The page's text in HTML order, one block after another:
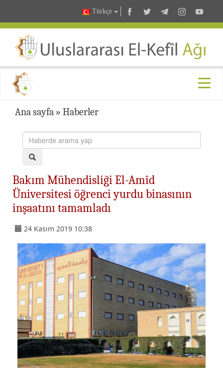
Türkçe
Ana sayfa » Haberler
Bakım Mühendisliği El-Amîd
Üniversitesi öğrenci yurdu binasının
inşaatını tamamladı
24 Kasım 2019 10:38